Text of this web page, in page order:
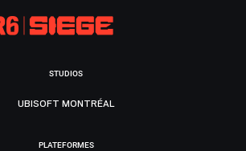
STUDIOS
UBISOFT MONTRÉAL
PLATEFORMES